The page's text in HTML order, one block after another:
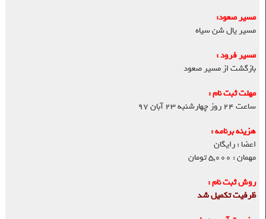
مسیر صعود:
مسیر یال شن سیاه
مسیر فرود :
بازگشت از مسیر صعود
مهلت ثبت نام :
ساعت ۲۴ روز چهارشنبه ۲۳ آبان ۹۷
هزینه برنامه :
اعضا : رایگان
مهمان : ۵,۰۰۰ تومان
روش ثبت نام :
ظرفیت تکمیل شد